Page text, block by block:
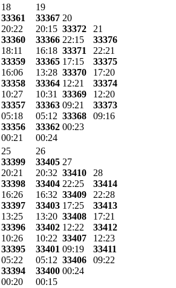
18
33361
20:22
33360
18:11
33359
16:06
33358
10:27
33357
05:18
33356
00:21
19
33367
20:15
33366
16:18
33365
13:28
33364
10:31
33363
05:12
33362
00:24
20
33372
22:15
33371
17:15
33370
12:21
33369
09:21
33368
00:23
21
33376
22:21
33375
17:20
33374
12:20
33373
09:16
25
33399
20:21
33398
16:26
33397
13:25
33396
10:26
33395
05:22
33394
00:20
26
33405
20:32
33404
16:32
33403
13:20
33402
10:22
33401
05:12
33400
00:15
27
33410
22:25
33409
17:25
33408
12:22
33407
09:19
33406
00:24
28
33414
22:28
33413
17:21
33412
12:23
33411
09:22